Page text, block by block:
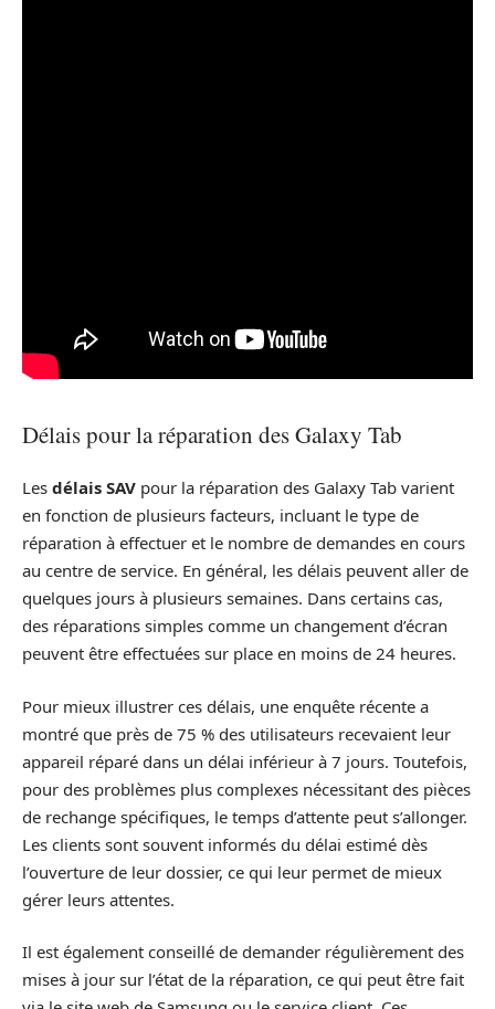
Délais pour la réparation des Galaxy Tab
Les délais SAV pour la réparation des Galaxy Tab varient
en fonction de plusieurs facteurs, incluant le type de
réparation à effectuer et le nombre de demandes en cours
au centre de service. En général, les délais peuvent aller de
quelques jours à plusieurs semaines. Dans certains cas,
des réparations simples comme un changement d’écran
peuvent être effectuées sur place en moins de 24 heures.
Pour mieux illustrer ces délais, une enquête récente a
montré que près de 75 % des utilisateurs recevaient leur
appareil réparé dans un délai inférieur à 7 jours. Toutefois,
pour des problèmes plus complexes nécessitant des pièces
de rechange spécifiques, le temps d’attente peut s’allonger.
Les clients sont souvent informés du délai estimé dès
l’ouverture de leur dossier, ce qui leur permet de mieux
gérer leurs attentes.
Il est également conseillé de demander régulièrement des
mises à jour sur l’état de la réparation, ce qui peut être fait